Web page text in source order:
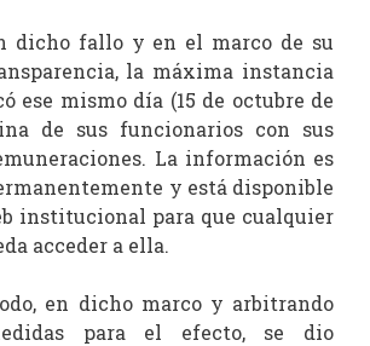
dicho fallo y en el marco de su
la máxima instancia
ese mismo día (15 de octubre de
de sus funcionarios con sus
La información es
y está disponible
institucional para que cualquier
acceder a ella.
en dicho marco y arbitrando
para el efecto, se dio